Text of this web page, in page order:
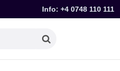
Info: +4 0748 110 111